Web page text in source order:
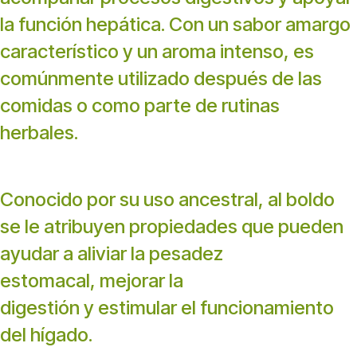
la función hepática. Con un sabor amargo
característico y un aroma intenso, es
comúnmente utilizado después de las
comidas o como parte de rutinas
herbales.
Conocido por su uso ancestral, al boldo
se le atribuyen propiedades que pueden
ayudar a aliviar la pesadez
estomacal, mejorar la
digestión y estimular el funcionamiento
del hígado.